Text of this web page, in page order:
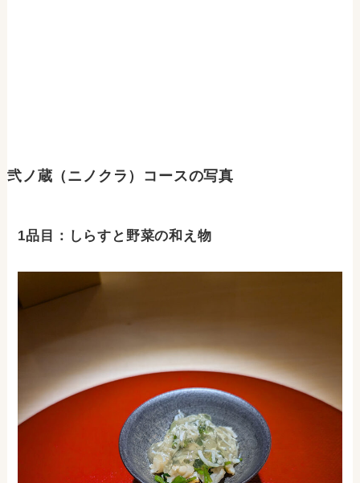
弐ノ蔵（ニノクラ）コースの写真
1品目：しらすと野菜の和え物